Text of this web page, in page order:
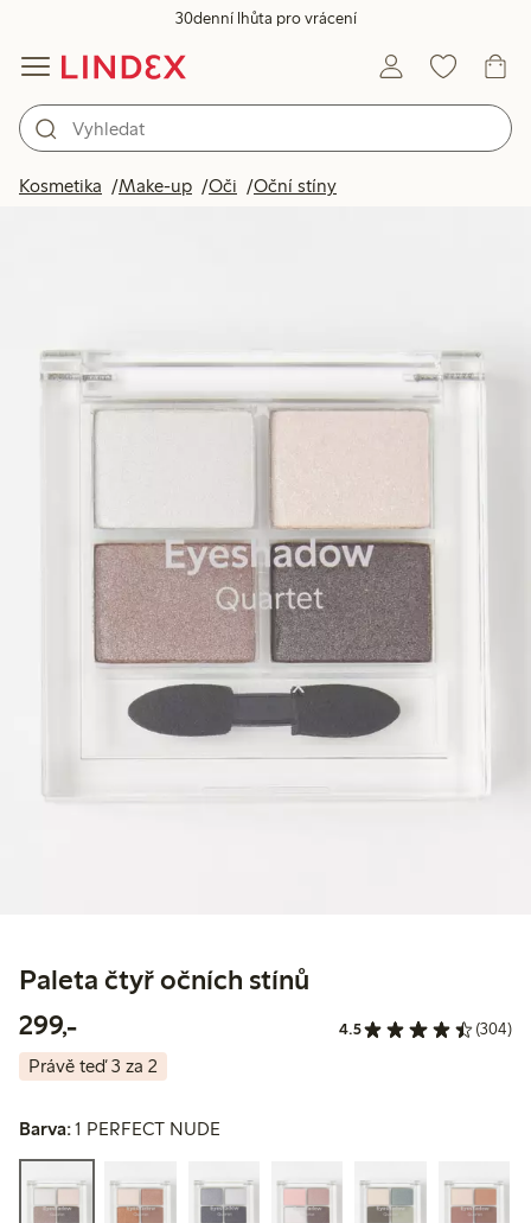
30denní lhůta pro vrácení
Kosmetika Make-up Oči Oční stíny
Paleta čtyř očních stínů
299,-299,00 Kč 4.5 (304)
Právě teď 3 za 2
Barva:1 PERFECT NUDE